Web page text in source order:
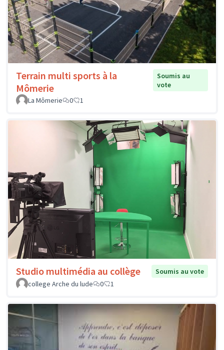
Terrain multi sports à la
Mômerie
Soumis au
vote
La Mômerie
0 1
Studio multimédia au collège
Soumis au vote
college Arche du lude
0 1